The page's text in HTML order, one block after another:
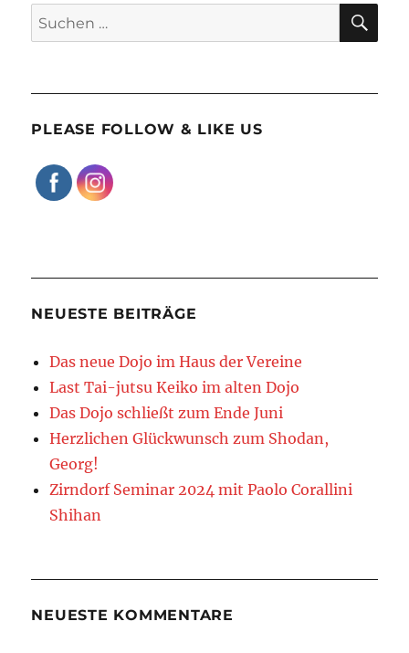
Suchen
nach:
PLEASE FOLLOW & LIKE US
NEUESTE BEITRÄGE
Das neue Dojo im Haus der Vereine
Last Tai-jutsu Keiko im alten Dojo
Das Dojo schließt zum Ende Juni
Herzlichen Glückwunsch zum Shodan,
Georg!
Zirndorf Seminar 2024 mit Paolo Corallini
Shihan
NEUESTE KOMMENTARE